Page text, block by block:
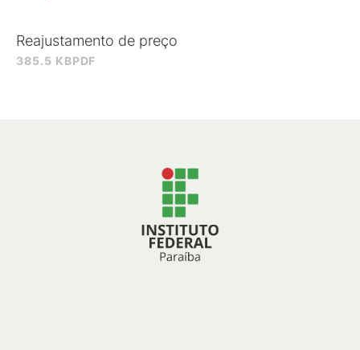
385.5 KBPDF
Reajustamento de preço